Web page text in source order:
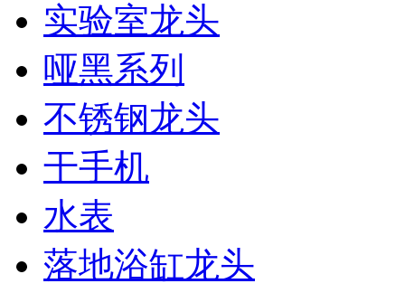
实验室龙头
哑黑系列
不锈钢龙头
干手机
水表
落地浴缸龙头